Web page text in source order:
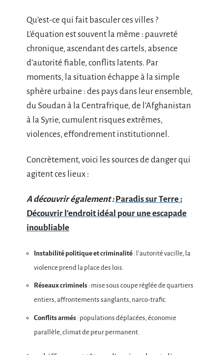
Qu’est-ce qui fait basculer ces villes ?
L’équation est souvent la même : pauvreté
chronique, ascendant des cartels, absence
d’autorité fiable, conflits latents. Par
moments, la situation échappe à la simple
sphère urbaine : des pays dans leur ensemble,
du Soudan à la Centrafrique, de l’Afghanistan
à la Syrie, cumulent risques extrêmes,
violences, effondrement institutionnel.
Concrètement, voici les sources de danger qui
agitent ces lieux :
A découvrir également : Paradis sur Terre :
Découvrir l'endroit idéal pour une escapade
inoubliable
Instabilité politique et criminalité : l’autorité vacille, la
violence prend la place des lois.
Réseaux criminels : mise sous coupe réglée de quartiers
entiers, affrontements sanglants, narco-trafic.
Conflits armés : populations déplacées, économie
parallèle, climat de peur permanent.